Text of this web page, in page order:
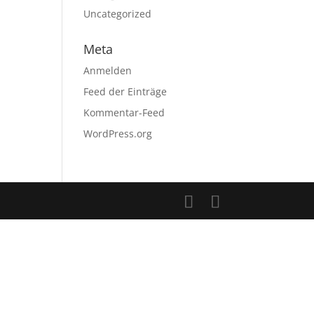
Uncategorized
Meta
Anmelden
Feed der Einträge
Kommentar-Feed
WordPress.org